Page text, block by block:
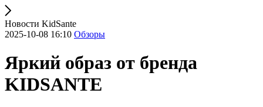
Новости KidSante
2025-10-08 16:10 Обзоры
Яркий образ от бренда
KIDSANTE